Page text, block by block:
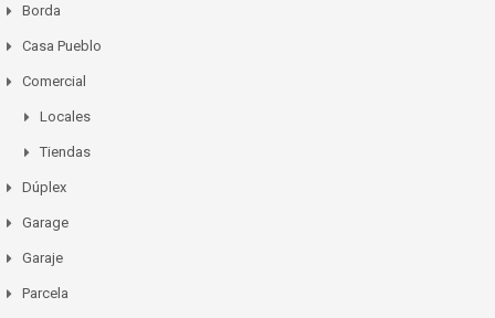
Borda
Casa Pueblo
Comercial
Locales
Tiendas
Dúplex
Garage
Garaje
Parcela